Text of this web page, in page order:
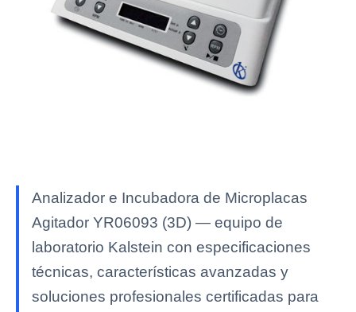
Analizador e Incubadora de Microplacas
Agitador YR06093 (3D) — equipo de
laboratorio Kalstein con especificaciones
técnicas, características avanzadas y
soluciones profesionales certificadas para